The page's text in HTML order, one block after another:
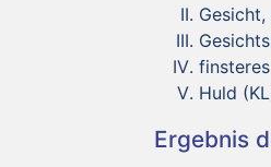
Gesicht,
Huld
Ergebnis